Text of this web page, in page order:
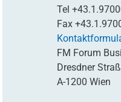
Tel
Fax
FM Forum
Dresdner
A-1200 Wien